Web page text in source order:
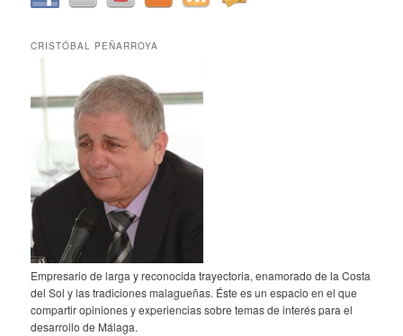
CRISTÓBAL PEÑARROYA
Empresario de larga y reconocida trayectoria, enamorado de la Costa
del Sol y las tradiciones malagueñas. Éste es un espacio en el que
compartir opiniones y experiencias sobre temas de interés para el
desarrollo de Málaga.